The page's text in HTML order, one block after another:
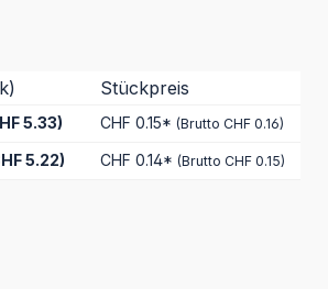
Stückpreis
5.33) CHF 0.15*(Brutto CHF 0.16)
5.22) CHF 0.14*(Brutto CHF 0.15)